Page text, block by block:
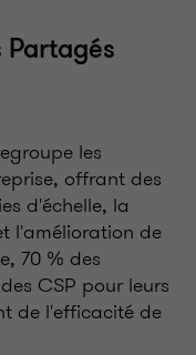
Partagés
les
offrant des
d'échelle, la
l'amélioration de
70 % des
CSP pour leurs
de l'efficacité de